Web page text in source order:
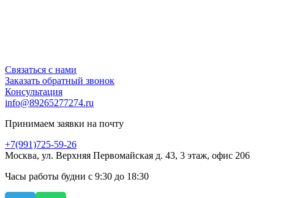
Связаться с нами
Заказать обратный звонок
Консультация
info@89265277274.ru
Принимаем заявки на почту
+7(991)725-59-26
Москва, ул. Верхняя Первомайская д. 43, 3 этаж, офис 206
Часы работы будни с 9:30 до 18:30